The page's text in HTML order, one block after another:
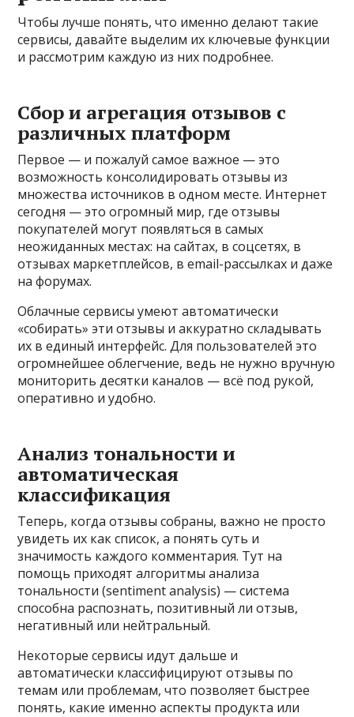
Чтобы лучше понять, что именно делают такие
сервисы, давайте выделим их ключевые функции
и рассмотрим каждую из них подробнее.
Сбор и агрегация отзывов с
различных платформ
Первое — и пожалуй самое важное — это
возможность консолидировать отзывы из
множества источников в одном месте. Интернет
сегодня — это огромный мир, где отзывы
покупателей могут появляться в самых
неожиданных местах: на сайтах, в соцсетях, в
отзывах маркетплейсов, в email-рассылках и даже
на форумах.
Облачные сервисы умеют автоматически
«собирать» эти отзывы и аккуратно складывать
их в единый интерфейс. Для пользователей это
огромнейшее облегчение, ведь не нужно вручную
мониторить десятки каналов — всё под рукой,
оперативно и удобно.
Анализ тональности и
автоматическая
классификация
Теперь, когда отзывы собраны, важно не просто
увидеть их как список, а понять суть и
значимость каждого комментария. Тут на
помощь приходят алгоритмы анализа
тональности (sentiment analysis) — система
способна распознать, позитивный ли отзыв,
негативный или нейтральный.
Некоторые сервисы идут дальше и
автоматически классифицируют отзывы по
темам или проблемам, что позволяет быстрее
понять, какие именно аспекты продукта или